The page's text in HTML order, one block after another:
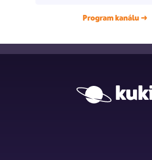
Program kanálu →